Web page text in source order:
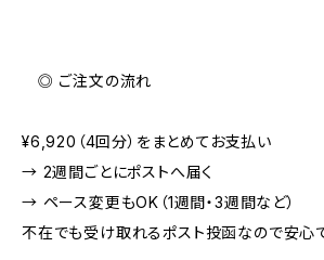
◎ ご注文の流れ
¥6,920（4回分）をまとめてお支払い
→ 2週間ごとにポストへ届く
→ ペース変更もOK（1週間・3週間など）
不在でも受け取れるポスト投函なので安心で